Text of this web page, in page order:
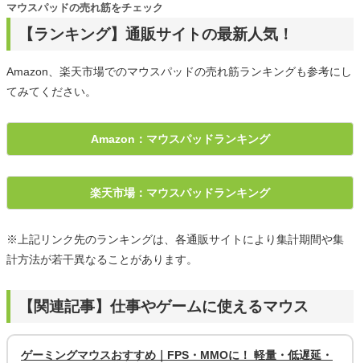
【ランキング】通販サイトの最新人気！
マウスパッドの売れ筋をチェック
Amazon、楽天市場でのマウスパッドの売れ筋ランキングも参考にし
てみてください。
Amazon：マウスパッドランキング
楽天市場：マウスパッドランキング
※上記リンク先のランキングは、各通販サイトにより集計期間や集
計方法が若干異なることがあります。
【関連記事】仕事やゲームに使えるマウス
ゲーミングマウスおすすめ｜FPS・MMOに！ 軽量・低遅延・